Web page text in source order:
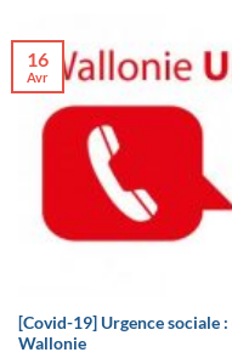
[Covid-19] Urgence sociale
Wallonie
16
Avr